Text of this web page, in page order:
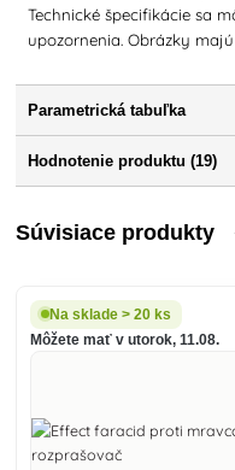
Technické špecifikácie sa
upozornenia. Obrázky
Parametrická tabuľka
Hodnotenie produktu (19)
Súvisiace produkty
Na sklade > 20 ks
Môžete mať v utorok, 11.08.